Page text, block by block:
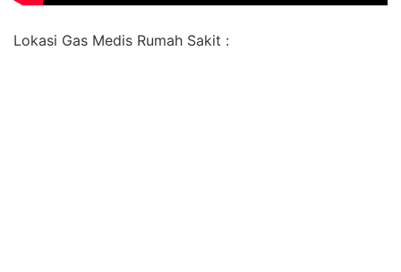
Lokasi Gas Medis Rumah Sakit :